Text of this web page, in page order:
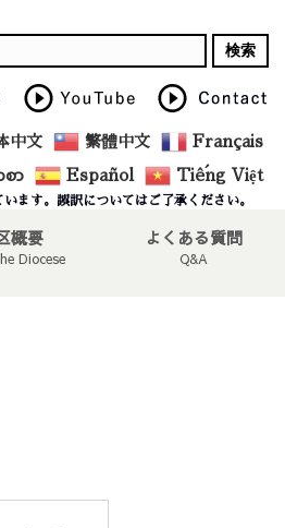
中文 繁體中文 Français
စာ Español Tiếng Việt
ます。誤訳についてはご了承ください。
概要
Diocese
よくある質問
Q&A